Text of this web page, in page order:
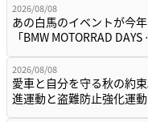
2026/08/08
あの白馬のイベントが今
「BMW MOTORRAD
2026/08/08
愛車と自分を守る秋の約
進運動と盗難防止強化運